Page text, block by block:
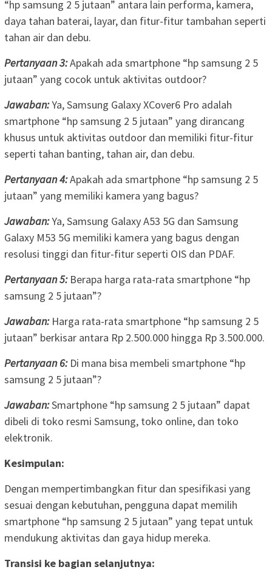
“hp samsung 2 5 jutaan” antara lain performa, kamera,
daya tahan baterai, layar, dan fitur-fitur tambahan seperti
tahan air dan debu.
Pertanyaan 3:Apakah ada smartphone “hp samsung 2 5
jutaan” yang cocok untuk aktivitas outdoor?
Jawaban:Ya, Samsung Galaxy XCover6 Pro adalah
smartphone “hp samsung 2 5 jutaan” yang dirancang
khusus untuk aktivitas outdoor dan memiliki fitur-fitur
seperti tahan banting, tahan air, dan debu.
Pertanyaan 4:Apakah ada smartphone “hp samsung 2 5
jutaan” yang memiliki kamera yang bagus?
Jawaban:Ya, Samsung Galaxy A53 5G dan Samsung
Galaxy M53 5G memiliki kamera yang bagus dengan
resolusi tinggi dan fitur-fitur seperti OIS dan PDAF.
Pertanyaan 5:Berapa harga rata-rata smartphone “hp
samsung 2 5 jutaan”?
Jawaban:Harga rata-rata smartphone “hp samsung 2 5
jutaan” berkisar antara Rp 2.500.000 hingga Rp 3.500.000.
Pertanyaan 6:Di mana bisa membeli smartphone “hp
samsung 2 5 jutaan”?
Jawaban:Smartphone “hp samsung 2 5 jutaan” dapat
dibeli di toko resmi Samsung, toko online, dan toko
elektronik.
Kesimpulan:
Dengan mempertimbangkan fitur dan spesifikasi yang
sesuai dengan kebutuhan, pengguna dapat memilih
smartphone “hp samsung 2 5 jutaan” yang tepat untuk
mendukung aktivitas dan gaya hidup mereka.
Transisi ke bagian selanjutnya: